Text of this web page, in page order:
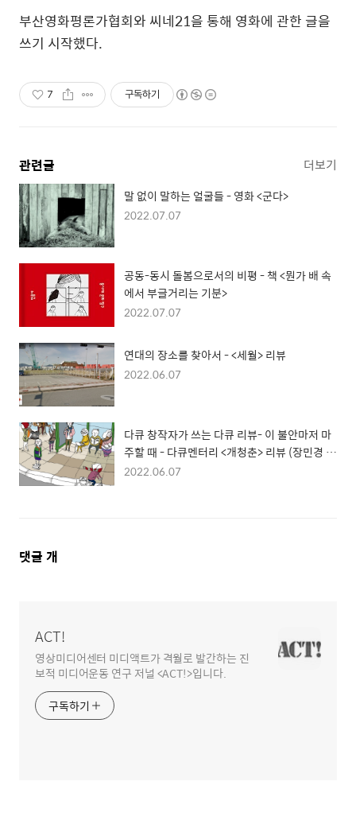
부산영화평론가협회와 씨네21을 통해 영화에 관한 글을
쓰기 시작했다.
7 구독하기
관련글 더보기
말 없이 말하는 얼굴들 - 영화 <군다>
2022.07.07
공동-동시 돌봄으로서의 비평 - 책 <뭔가 배 속
에서 부글거리는 기분>
2022.07.07
연대의 장소를 찾아서 - <세월> 리뷰
2022.06.07
다큐 창작자가 쓰는 다큐 리뷰- 이 불안마저 마
주할 때 - 다큐멘터리 <개청춘> 리뷰 (장민경 감
독)
2022.06.07
댓
댓글 개
ACT!
영상미디어센터 미디액트가 격월로 발간하는 진
보적 미디어운동 연구 저널 <ACT!>입니다.
구독하기